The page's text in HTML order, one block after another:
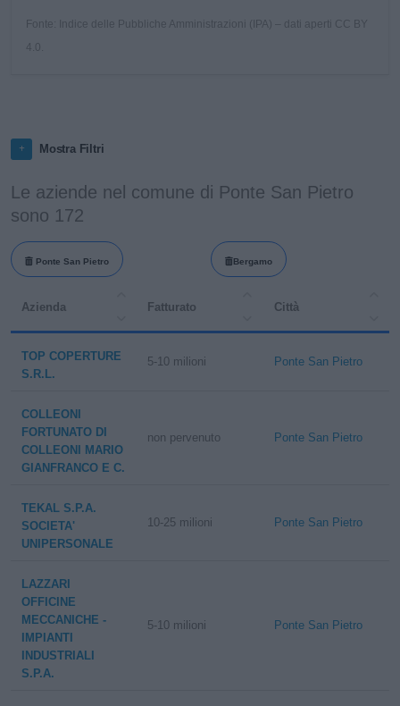
Fonte: Indice delle Pubbliche Amministrazioni (IPA) – dati aperti CC BY
Mostra Filtri
Le aziende nel comune di Ponte San Pietro
sono 172
Ponte San Pietro Bergamo
Azienda Fatturato Città
TOP COPERTURE
S.R.L.
5-10 milioni Ponte San Pietro
COLLEONI
FORTUNATO DI
COLLEONI MARIO
GIANFRANCO E C.
non pervenuto Ponte San Pietro
TEKAL S.P.A.
SOCIETA'
UNIPERSONALE
10-25 milioni Ponte San Pietro
LAZZARI
OFFICINE
MECCANICHE -
IMPIANTI
INDUSTRIALI
S.P.A.
5-10 milioni Ponte San Pietro